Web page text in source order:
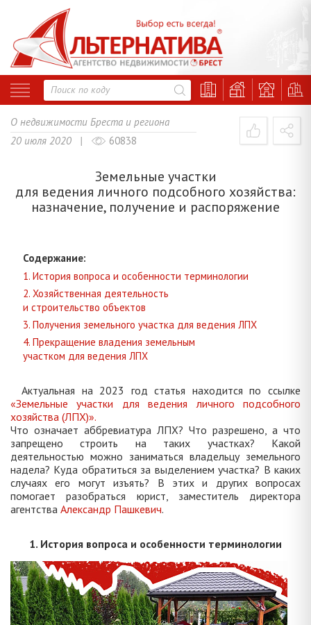
О недвижимости Бреста и региона
20 июля 2020 |
60838
Земельные участки
для ведения личного подсобного хозяйства:
назначение, получение и распоряжение
Содержание:
1. История вопроса и особенности терминологии
2. Хозяйственная деятельность
и строительство объектов
3. Получения земельного участка для ведения ЛПХ
4. Прекращение владения земельным
участком для ведения ЛПХ
Актуальная на 2023 год статья находится по ссылке
«Земельные участки для ведения личного подсобного
хозяйства (ЛПХ)».
Что означает аббревиатура ЛПХ? Что разрешено, а что
запрещено строить на таких участках? Какой
деятельностью можно заниматься владельцу земельного
надела? Куда обратиться за выделением участка? В каких
случаях его могут изъять? В этих и других вопросах
помогает разобраться юрист, заместитель директора
агентства Александр Пашкевич.
1. История вопроса и особенности терминологии